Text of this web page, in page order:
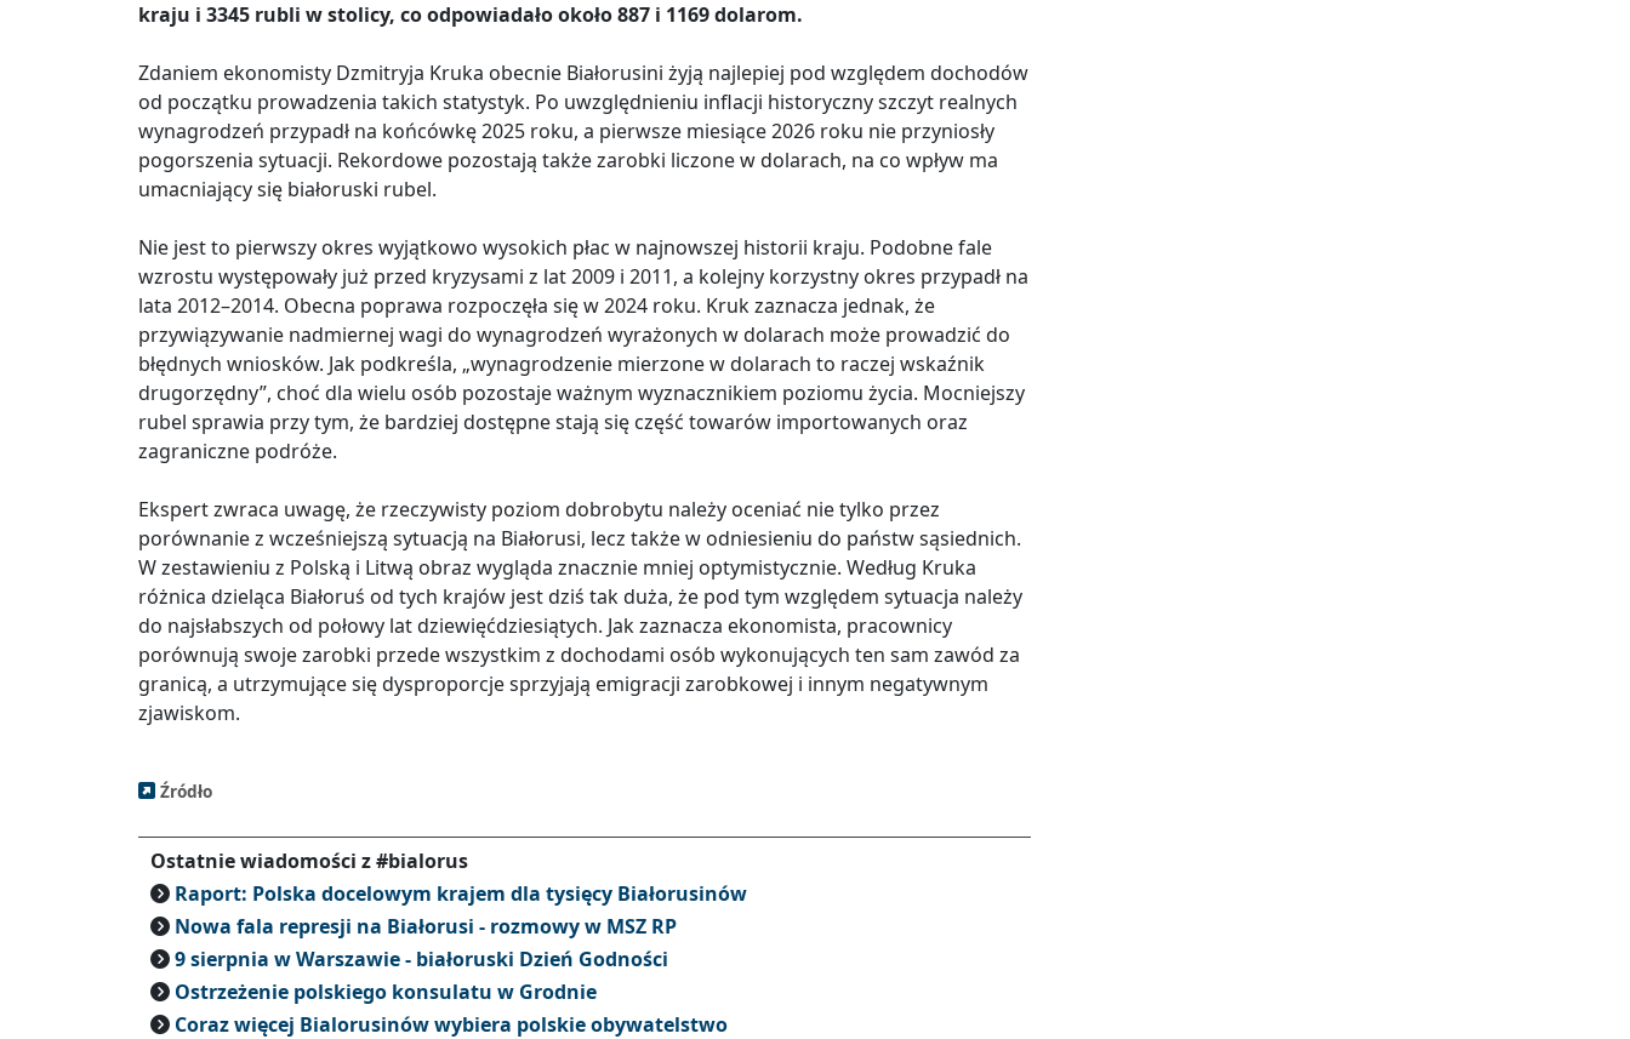
kraju i 3345 rubli w stolicy, co odpowiadało około 887 i 1169 dolarom.
Zdaniem ekonomisty Dzmitryja Kruka obecnie Białorusini żyją najlepiej pod względem dochodów
od początku prowadzenia takich statystyk. Po uwzględnieniu inflacji historyczny szczyt realnych
wynagrodzeń przypadł na końcówkę 2025 roku, a pierwsze miesiące 2026 roku nie przyniosły
pogorszenia sytuacji. Rekordowe pozostają także zarobki liczone w dolarach, na co wpływ ma
umacniający się białoruski rubel.
Nie jest to pierwszy okres wyjątkowo wysokich płac w najnowszej historii kraju. Podobne fale
wzrostu występowały już przed kryzysami z lat 2009 i 2011, a kolejny korzystny okres przypadł na
lata 2012–2014. Obecna poprawa rozpoczęła się w 2024 roku. Kruk zaznacza jednak, że
przywiązywanie nadmiernej wagi do wynagrodzeń wyrażonych w dolarach może prowadzić do
błędnych wniosków. Jak podkreśla, „wynagrodzenie mierzone w dolarach to raczej wskaźnik
drugorzędny”, choć dla wielu osób pozostaje ważnym wyznacznikiem poziomu życia. Mocniejszy
rubel sprawia przy tym, że bardziej dostępne stają się część towarów importowanych oraz
zagraniczne podróże.
Ekspert zwraca uwagę, że rzeczywisty poziom dobrobytu należy oceniać nie tylko przez
porównanie z wcześniejszą sytuacją na Białorusi, lecz także w odniesieniu do państw sąsiednich.
W zestawieniu z Polską i Litwą obraz wygląda znacznie mniej optymistycznie. Według Kruka
różnica dzieląca Białoruś od tych krajów jest dziś tak duża, że pod tym względem sytuacja należy
do najsłabszych od połowy lat dziewięćdziesiątych. Jak zaznacza ekonomista, pracownicy
porównują swoje zarobki przede wszystkim z dochodami osób wykonujących ten sam zawód za
granicą, a utrzymujące się dysproporcje sprzyjają emigracji zarobkowej i innym negatywnym
zjawiskom.
Źródło
Ostatnie wiadomości z #bialorus
Raport: Polska docelowym krajem dla tysięcy Białorusinów
Nowa fala represji na Białorusi - rozmowy w MSZ RP
9 sierpnia w Warszawie - białoruski Dzień Godności
Ostrzeżenie polskiego konsulatu w Grodnie
Coraz więcej Bialorusinów wybiera polskie obywatelstwo